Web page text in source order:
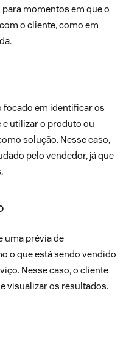
momentos em que o
o cliente, como em
focado em identificar os
utilizar o produto ou
solução. Nesse caso,
pelo vendedor, já que
uma prévia de
o que está sendo vendido
Nesse caso, o cliente
visualizar os resultados.